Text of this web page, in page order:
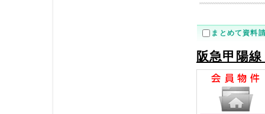
まとめて資料
阪急甲陽